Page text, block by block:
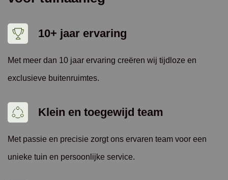
10+ jaar ervaring
Met meer dan 10 jaar ervaring creëren wij tijdloze en
exclusieve buitenruimtes.
Klein en toegewijd team
Met passie en precisie zorgt ons ervaren team voor een
unieke tuin en persoonlijke service.